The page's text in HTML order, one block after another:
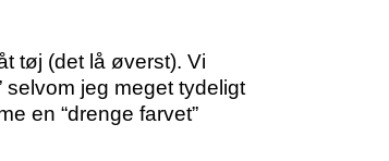
tøj (det lå øverst). Vi
selvom jeg meget tydeligt
en “drenge farvet”